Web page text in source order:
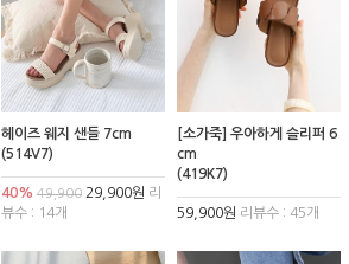
헤이즈 웨지 샌들 7cm
(514V7)
40% 49,90029,900원 리
뷰수 : 14개
[소가죽] 우아하게 슬리퍼 6
cm
(419K7)
59,900원 리뷰수 : 45개